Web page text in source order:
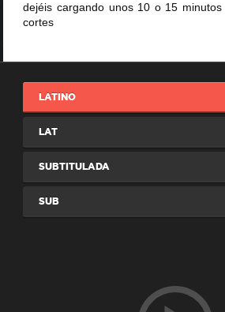
dejéis cargando unos 10 o 15
cortes
LATINO
LAT
SUBTITULADA
SUB